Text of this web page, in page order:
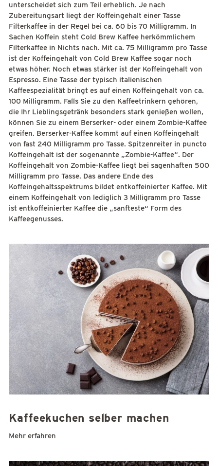
unterscheidet sich zum Teil erheblich. Je nach
Zubereitungsart liegt der Koffeingehalt einer Tasse
Filterkaffee in der Regel bei ca. 60 bis 70 Milligramm. In
Sachen Koffein steht Cold Brew Kaffee herkömmlichem
Filterkaffee in Nichts nach. Mit ca. 75 Milligramm pro Tasse
ist der Koffeingehalt von Cold Brew Kaffee sogar noch
etwas höher. Noch etwas stärker ist der Koffeingehalt von
Espresso. Eine Tasse der typisch italienischen
Kaffeespezialität bringt es auf einen Koffeingehalt von ca.
100 Milligramm. Falls Sie zu den Kaffeetrinkern gehören,
die Ihr Lieblingsgetränk besonders stark genießen wollen,
können Sie zu einem Berserker- oder einem Zombie-Kaffee
greifen. Berserker-Kaffee kommt auf einen Koffeingehalt
von fast 240 Milligramm pro Tasse. Spitzenreiter in puncto
Koffeingehalt ist der sogenannte „Zombie-Kaffee“. Der
Koffeingehalt von Zombie-Kaffee liegt bei sagenhaften 500
Milligramm pro Tasse. Das andere Ende des
Koffeingehaltsspektrums bildet entkoffeinierter Kaffee. Mit
einem Koffeingehalt von lediglich 3 Milligramm pro Tasse
ist entkoffeinierter Kaffee die „sanfteste“ Form des
Kaffeegenusses.
Kaffeekuchen selber machen
Mehr erfahren